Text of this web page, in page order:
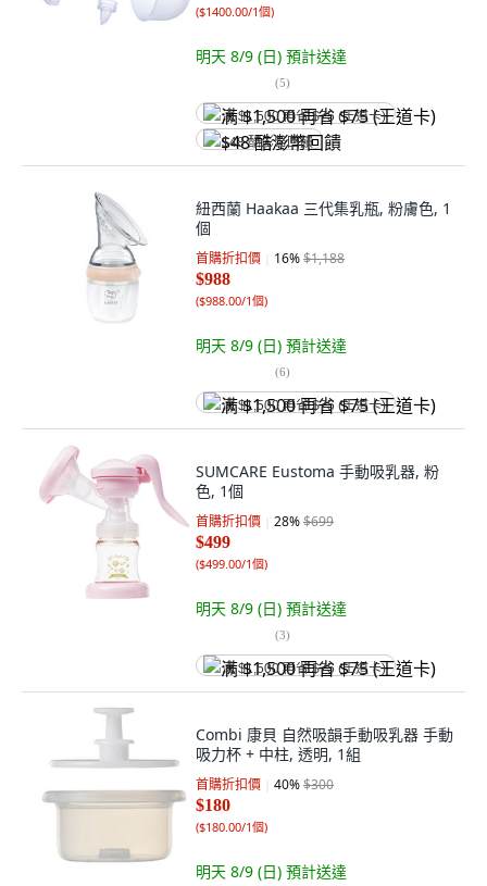
($1400.00/1個)
明天 8/9 (日) 預計送達
(5)
满 $1,500 再省 $75 (王道卡)
$48 酷澎幣回饋
紐西蘭 Haakaa 三代集乳瓶, 粉膚色, 1
個
首購折扣價 16%$1,188
$988
($988.00/1個)
明天 8/9 (日) 預計送達
(6)
满 $1,500 再省 $75 (王道卡)
SUMCARE Eustoma 手動吸乳器, 粉
色, 1個
首購折扣價 28%$699
$499
($499.00/1個)
明天 8/9 (日) 預計送達
(3)
满 $1,500 再省 $75 (王道卡)
Combi 康貝 自然吸韻手動吸乳器 手動
吸力杯 + 中柱, 透明, 1組
首購折扣價 40%$300
$180
($180.00/1個)
明天 8/9 (日) 預計送達